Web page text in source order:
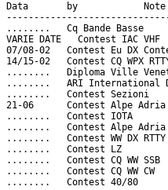
Data       by     	 Note
........   Cq Bande Basse
VARIE DATE   Contest IAC VHF
07/08-02   Contest Eu DX
14/15-02   Contest CQ WPX
........   Diploma Ville
........   ARI International
........   Contest Sezioni
21-06      Contest Alpe Adria
........   Contest IOTA
........   Contest Alpe Adria
........   Contest WW DX RTTY
........   Contest LZ
........   Contest CQ WW SSB
........   Contest CQ WW CW
........   Contest 40/80